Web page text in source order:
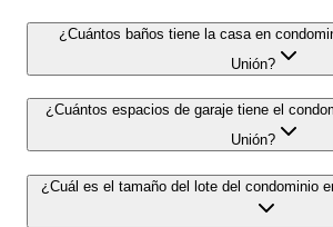
¿Cuántos baños tiene la casa en
Unión?
¿Cuántos espacios de garaje tiene el
Unión?
¿Cuál es el tamaño del lote del condominio